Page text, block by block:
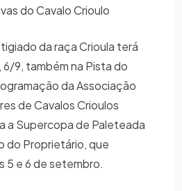
do Cavalo Crioulo
da raça Crioula terá
6/9, também na Pista do
da Associação
de Cavalos Crioulos
a Supercopa de Paleteada
do Proprietário, que
5 e 6 de setembro.